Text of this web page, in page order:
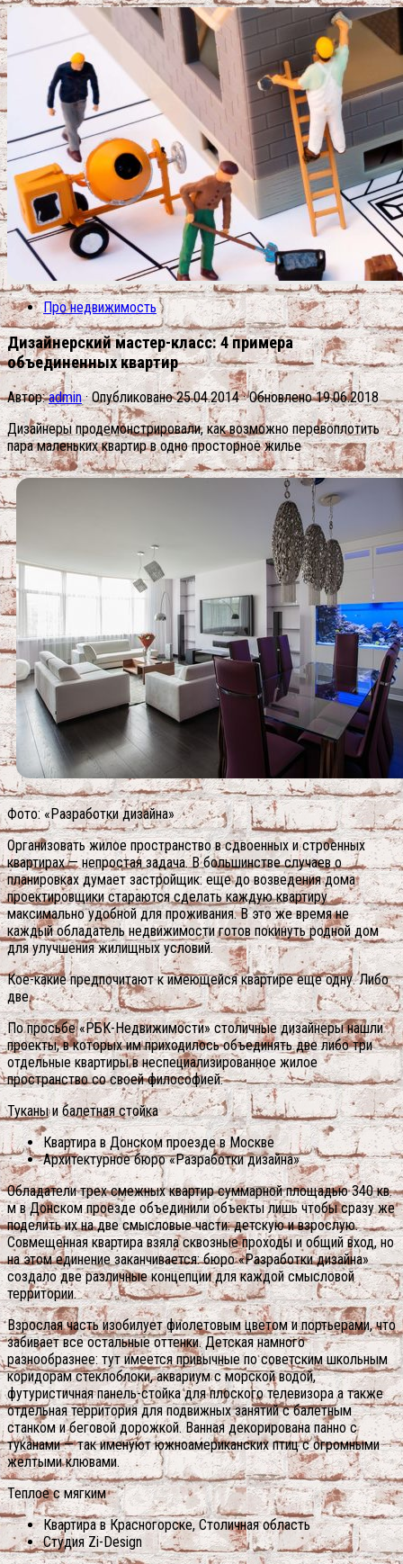
Про недвижимость
Дизайнерский мастер-класс: 4 примера
объединенных квартир
Автор:admin · Опубликовано25.04.2014· Обновлено19.06.2018
Дизайнеры продемонстрировали, как возможно перевоплотить
пара маленьких квартир в одно просторное жилье
Фото: «Разработки дизайна»
Организовать жилое пространство в сдвоенных и строенных
квартирах — непростая задача. В большинстве случаев о
планировках думает застройщик: еще до возведения дома
проектировщики стараются сделать каждую квартиру
максимально удобной для проживания. В это же время не
каждый обладатель недвижимости готов покинуть родной дом
для улучшения жилищных условий.
Кое-какие предпочитают к имеющейся квартире еще одну. Либо
две.
По просьбе «РБК-Недвижимости» столичные дизайнеры нашли
проекты, в которых им приходилось объединять две либо три
отдельные квартиры в неспециализированное жилое
пространство со своей философией.
Туканы и балетная стойка
Квартира в Донском проезде в Москве
Архитектурное бюро «Разработки дизайна»
Обладатели трех смежных квартир суммарной площадью 340 кв.
м в Донском проезде объединили объекты лишь чтобы сразу же
поделить их на две смысловые части: детскую и взрослую.
Совмещенная квартира взяла сквозные проходы и общий вход, но
на этом единение заканчивается: бюро «Разработки дизайна»
создало две различные концепции для каждой смысловой
территории.
Взрослая часть изобилует фиолетовым цветом и портьерами, что
забивает все остальные оттенки. Детская намного
разнообразнее: тут имеется привычные по советским школьным
коридорам стеклоблоки, аквариум с морской водой,
футуристичная панель-стойка для плоского телевизора а также
отдельная территория для подвижных занятий с балетным
станком и беговой дорожкой. Ванная декорирована панно с
туканами — так именуют южноамериканских птиц с огромными
желтыми клювами.
Теплое с мягким
Квартира в Красногорске, Столичная область
Студия Zi-Design